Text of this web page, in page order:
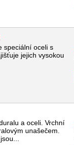
speciální oceli s
jejich vysokou
a oceli. Vrchní
unašečem.